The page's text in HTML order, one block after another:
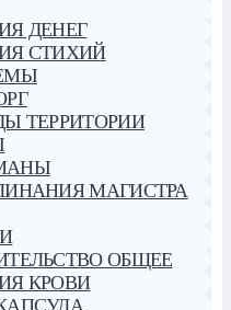
ДЕНЕГ
СТИХИЙ
ТЕРРИТОРИИ
МАГИСТРА
ОБЩЕЕ
КРОВИ